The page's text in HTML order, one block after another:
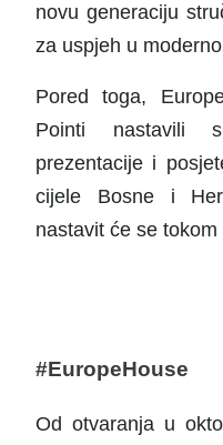
novu generaciju
za uspjeh u
Pored toga,
Pointi nastavili
prezentacije i
cijele Bosne i
nastavit će se
#EuropeHouse
Od otvaranja u